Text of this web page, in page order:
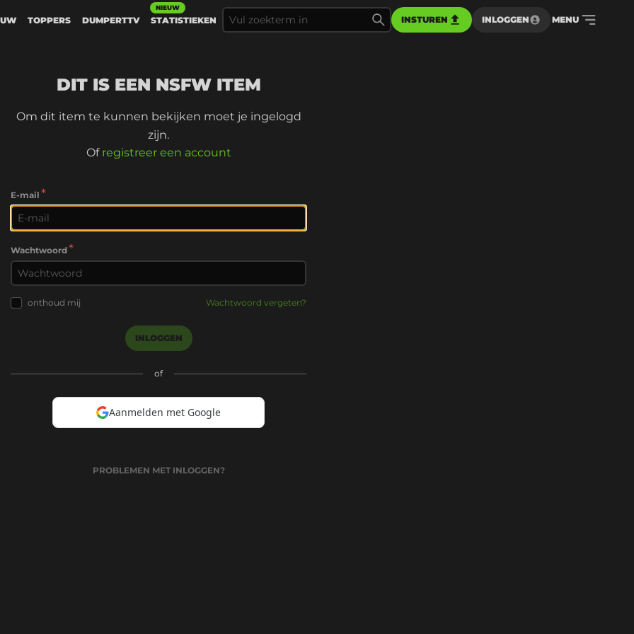
TOPPERS DUMPERTTV STATISTIEKEN
NIEUW
INSTUREN INLOGGEN MENU
DIT IS EEN NSFW ITEM
Om dit item te kunnen bekijken moet je ingelogd
zijn.
Of registreer een account
E-mail *
Wachtwoord*
onthoud mij Wachtwoord vergeten?
INLOGGEN
of
Aanmelden met Google
PROBLEMEN MET INLOGGEN?